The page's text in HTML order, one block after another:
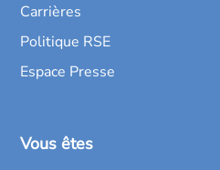
Carrières
Politique RSE
Espace Presse
Vous êtes